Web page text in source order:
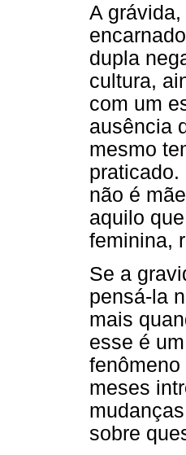
A
dupla
cultura,
com um
ausência
mesmo
não é
aquilo
feminina,
Se a
pensá-la
mais
esse é
meses
sobre